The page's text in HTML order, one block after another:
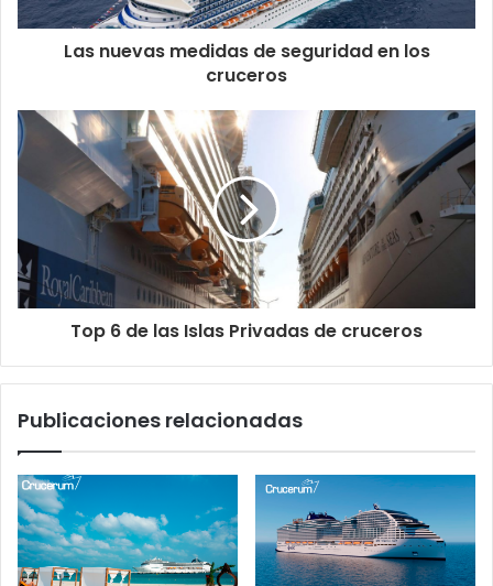
Las nuevas medidas de seguridad en los
cruceros
Top 6 de las Islas Privadas de cruceros
Publicaciones relacionadas